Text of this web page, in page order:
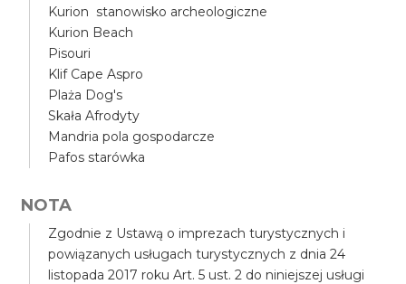
Kurion stanowisko archeologiczne
Kurion Beach
Pisouri
Klif Cape Aspro
Plaża Dog's
Skała Afrodyty
Mandria pola gospodarcze
Pafos starówka
NOTA
Zgodnie z Ustawą o imprezach turystycznych i
powiązanych usługach turystycznych z dnia 24
listopada 2017 roku Art. 5 ust. 2 do niniejszej usługi